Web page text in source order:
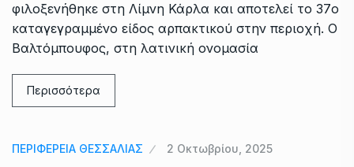
φιλοξενήθηκε στη Λίμνη Κάρλα και αποτελεί το 37ο
καταγεγραμμένο είδος αρπακτικού στην περιοχή. Ο
Βαλτόμπουφος, στη λατινική ονομασία
Περισσότερα
ΠΕΡΙΦΕΡΕΙΑ ΘΕΣΣΑΛΙΑΣ 2 Οκτωβρίου, 2025